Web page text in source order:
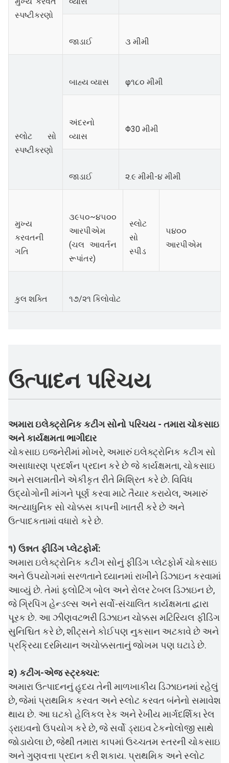
સ્પષ્ટીકરણો
જાડાઈ ૩ મીમી
સ્લોટ સો
સ્પષ્ટીકરણો
બાહ્ય વ્યાસ φ૧૮૦ મીમી
અંદરનો
વ્યાસ
Φ30 મીમી
જાડાઈ ૨.૯ મીમી-૪ મીમી
મુખ્ય
કરવતની
ગતિ
૩૯૫૦~૪૫૦૦
આરપીએમ
(ચલ આવર્તન
રૂપાંતર)
સ્લોટ
સો
સ્પીડ
૫૪૦૦
આરપીએમ
કુલ શક્તિ ૧૭/૨૧ કિલોવોટ
ઉત્પાદન પરિચય
અમારા ઇલેક્ટ્રોનિક કટીંગ સોનો પરિચય - તમારા ચોકસાઇ
અને કાર્યક્ષમતા ભાગીદાર
ચોકસાઇ ઇજનેરીમાં મોખરે, અમારું ઇલેક્ટ્રોનિક કટીંગ સો
અસાધારણ પ્રદર્શન પ્રદાન કરે છે જે કાર્યક્ષમતા, ચોકસાઇ
અને સલામતીને એકીકૃત રીતે મિશ્રિત કરે છે. વિવિધ
ઉદ્યોગોની માંગને પૂર્ણ કરવા માટે તૈયાર કરાયેલ, અમારું
અત્યાધુનિક સો ચોક્કસ કાપની ખાતરી કરે છે અને
ઉત્પાદકતામાં વધારો કરે છે.
૧) ઉન્નત ફીડિંગ પ્લેટફોર્મ:
અમારા ઇલેક્ટ્રોનિક કટીંગ સોનું ફીડિંગ પ્લેટફોર્મ ચોકસાઇ
અને ઉપયોગમાં સરળતાને ધ્યાનમાં રાખીને ડિઝાઇન કરવામાં
આવ્યું છે. તેમાં ફ્લોટિંગ બોલ અને રોલર ટેબલ ડિઝાઇન છે,
જે ગ્રિપિંગ હેન્ડલ્સ અને સર્વો-સંચાલિત કાર્યક્ષમતા દ્વારા
પૂરક છે. આ ઝીણવટભરી ડિઝાઇન ચોક્કસ મટિરિયલ ફીડિંગ
સુનિશ્ચિત કરે છે, શીટ્સને કોઈપણ નુકસાન અટકાવે છે અને
પ્રક્રિયા દરમિયાન અચોક્કસતાનું જોખમ પણ ઘટાડે છે.
૨) કટીંગ-એજ સ્ટ્રક્ચર:
અમારા ઉત્પાદનનું હૃદય તેની માળખાકીય ડિઝાઇનમાં રહેલું
છે, જેમાં પ્રાથમિક કરવત અને સ્લોટ કરવત બંનેનો સમાવેશ
થાય છે. આ ઘટકો હેલિકલ રેક અને રેખીય માર્ગદર્શિકા રેલ
ડ્રાઇવનો ઉપયોગ કરે છે, જે સર્વો ડ્રાઇવ ટેકનોલોજી સાથે
જોડાયેલા છે, જેથી તમારા કાપમાં ઉચ્ચતમ સ્તરની ચોકસાઇ
અને ગુણવત્તા પ્રદાન કરી શકાય. પ્રાથમિક અને સ્લોટ